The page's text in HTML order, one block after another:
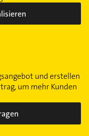
und erstellen
um mehr Kunden